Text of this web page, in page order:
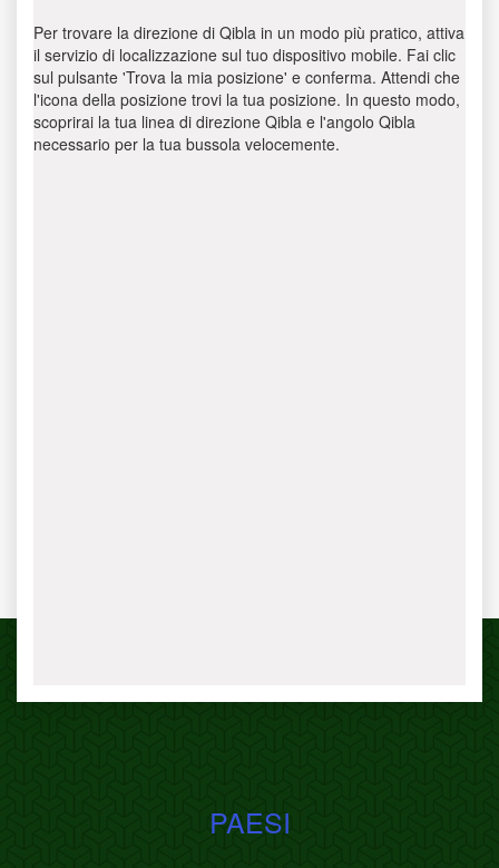
Per trovare la direzione di Qibla in un modo più pratico, attiva
il servizio di localizzazione sul tuo dispositivo mobile. Fai clic
sul pulsante 'Trova la mia posizione' e conferma. Attendi che
l'icona della posizione trovi la tua posizione. In questo modo,
scoprirai la tua linea di direzione Qibla e l'angolo Qibla
necessario per la tua bussola velocemente.
PAESI